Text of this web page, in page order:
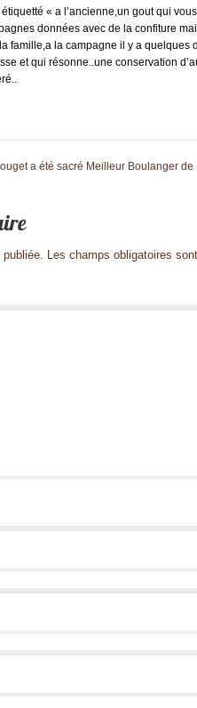
« a l’ancienne,un gout qui
données avec de la confiture
famille,a la campagne il y a quelques
et qui résonne..une conservation
a été sacré Meilleur Boulanger
Les champs obligatoires